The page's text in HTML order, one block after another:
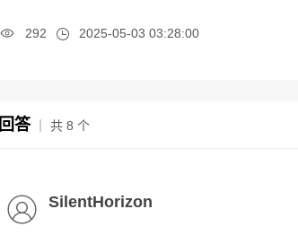
292 2025-05-03 03:28:00
回答 ｜ 共 8 个
SilentHorizon